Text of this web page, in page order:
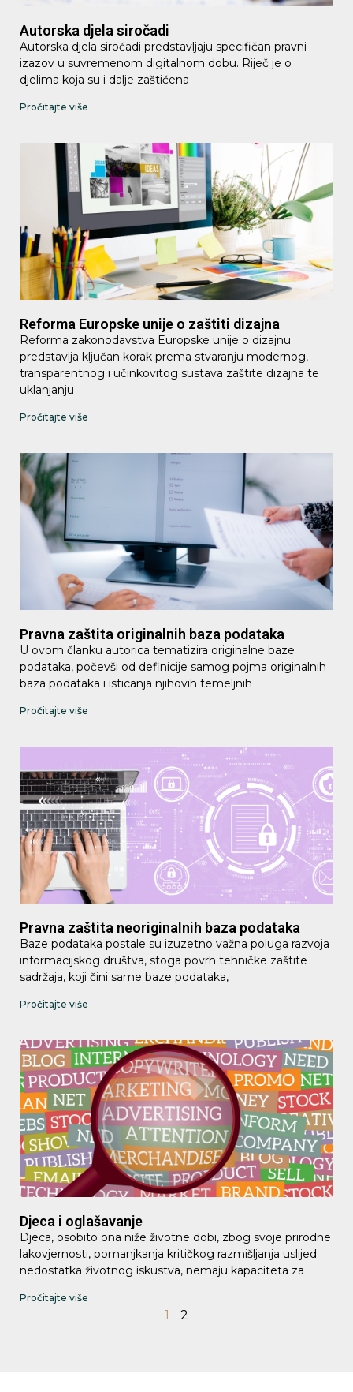
Autorska djela siročadi
Autorska djela siročadi predstavljaju specifičan pravni
izazov u suvremenom digitalnom dobu. Riječ je o
djelima koja su i dalje zaštićena
Pročitajte više
Reforma Europske unije o zaštiti dizajna
Reforma zakonodavstva Europske unije o dizajnu
predstavlja ključan korak prema stvaranju modernog,
transparentnog i učinkovitog sustava zaštite dizajna te
uklanjanju
Pročitajte više
Pravna zaštita originalnih baza podataka
U ovom članku autorica tematizira originalne baze
podataka, počevši od definicije samog pojma originalnih
baza podataka i isticanja njihovih temeljnih
Pročitajte više
Pravna zaštita neoriginalnih baza podataka
Baze podataka postale su izuzetno važna poluga razvoja
informacijskog društva, stoga povrh tehničke zaštite
sadržaja, koji čini same baze podataka,
Pročitajte više
Djeca i oglašavanje
Djeca, osobito ona niže životne dobi, zbog svoje prirodne
lakovjernosti, pomanjkanja kritičkog razmišljanja uslijed
nedostatka životnog iskustva, nemaju kapaciteta za
Pročitajte više
1 2